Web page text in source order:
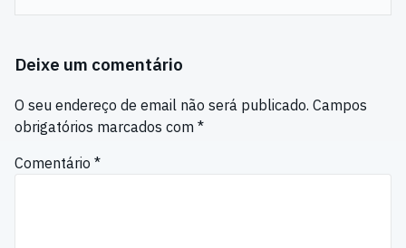
Deixe um comentário
O seu endereço de email não será publicado. Campos
obrigatórios marcados com *
Comentário *